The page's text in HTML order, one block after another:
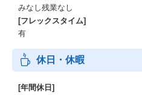
みなし残業なし
[フレックスタイム]
有
休日・休暇
[年間休日]